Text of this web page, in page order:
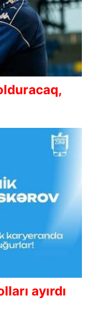
ayırdı